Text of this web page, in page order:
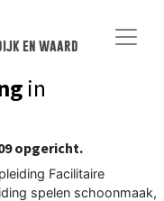
en waard
in
opgericht.
Facilitaire
spelen schoonmaak,